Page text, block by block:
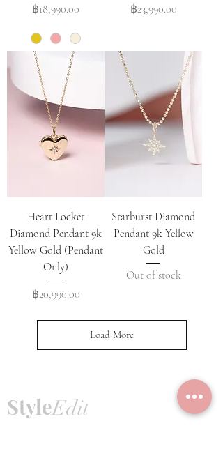
Price
฿18,990.00
Price
฿23,990.00
Heart Locket
Diamond Pendant 9k
Yellow Gold (Pendant
Only)
Price
฿20,990.00
Starburst Diamond
Pendant 9k Yellow
Gold
Out of stock
Load More
StyleEdit